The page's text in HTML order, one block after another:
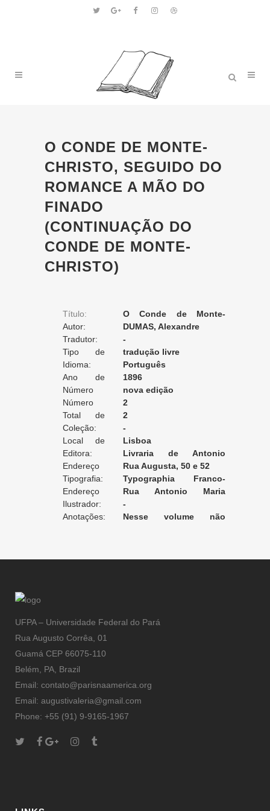
O CONDE DE MONTE-
CHRISTO, SEGUIDO DO
ROMANCE A MÃO DO
FINADO
(CONTINUAÇÃO DO
CONDE DE MONTE-
CHRISTO)
Título:
O Conde de Monte-
Christo, seguido do romance
A mão do finado
(continuação do Conde de
Monte-Christo)
Autor:
DUMAS, Alexandre
Tradutor:
-
Tipo de
Tradução:
tradução livre
Idioma:
Português
Ano de
Edição:
1896
Número
da Edição:
nova edição
Número
do Volume:
2
Total de
Volumes:
2
Coleção:
-
Local de
Edição:
Lisboa
Editora:
Livraria de Antonio
Maria Pereira
Endereço
da Editora:
Rua Augusta, 50 e 52
Tipografia:
Typographia Franco-
Portugueza (Off. Lallemant)
Endereço
da Tipografia:
Rua Antonio Maria
Cardoso, 6 [Lisboa]
Ilustrador:
-
Anotações:
Nesse volume não
UFPA – Universidade Federal do Pará
Rua Augusto Corrêa, 01
Guamá CEP 66075-110
Belém, PA, Brazil
Email: contato@parisnaamerica.org
Email: augustivaleria@gmail.com
Phone: +55 (91) 9-9165-1967